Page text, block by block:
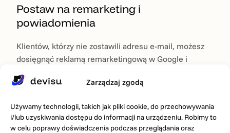
Zarządzaj zgodą
Używamy technologii, takich jak pliki cookie, do przechowywania
i/lub uzyskiwania dostępu do informacji na urządzeniu. Robimy to
w celu poprawy doświadczenia podczas przeglądania oraz
Postaw na remarketing i
powiadomienia
Klientów, którzy nie zostawili adresu e-mail, możesz
dosięgnąć reklamą remarketingową w Google i
mediach społecznościowych, prezentującą dokładnie
te produkty, które oglądali. Dobrze skonfigurowane
porzuconym koszyku i sprowadzić klienta z powrotem
do sklepu w decydującym momencie.